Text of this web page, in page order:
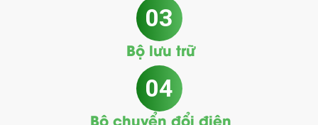
03
Bộ lưu trữ
04
Bộ chuyển đổi điện